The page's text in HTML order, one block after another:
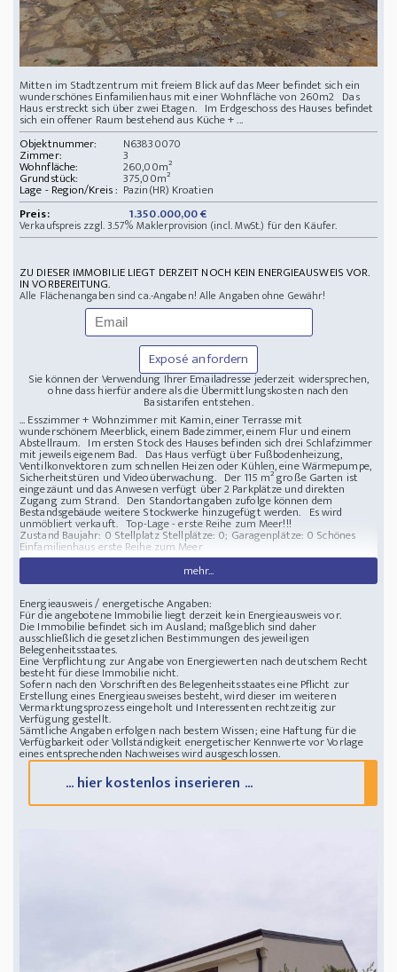
Mitten im Stadtzentrum mit freiem Blick auf das Meer befindet sich ein
wunderschönes Einfamilienhaus mit einer Wohnfläche von 260m2 Das
Haus erstreckt sich über zwei Etagen. Im Erdgeschoss des Hauses befindet
sich ein offener Raum bestehend aus Küche + ...
Objektnummer:
N63830070
Zimmer: 3
Wohnfläche: 260,00m²
Grundstück: 375,00m²
Lage - Region/Kreis : Pazin(HR) Kroatien
Preis:
1.350.000,00 €
Verkaufspreis zzgl. 3.57% Maklerprovision (incl. MwSt.) für den Käufer.
ZU DIESER IMMOBILIE LIEGT DERZEIT NOCH KEIN ENERGIEAUSWEIS VOR.
IN VORBEREITUNG.
Alle Flächenangaben sind ca.-Angaben! Alle Angaben ohne Gewähr!
Exposé anfordern
Sie können der Verwendung Ihrer Emailadresse jederzeit widersprechen,
ohne dass hierfür andere als die Übermittlungskosten nach den
Basistarifen entstehen.
... Esszimmer + Wohnzimmer mit Kamin, einer Terrasse mit
wunderschönem Meerblick, einem Badezimmer, einem Flur und einem
Abstellraum. Im ersten Stock des Hauses befinden sich drei Schlafzimmer
mit jeweils eigenem Bad. Das Haus verfügt über Fußbodenheizung,
Ventilkonvektoren zum schnellen Heizen oder Kühlen, eine Wärmepumpe,
Sicherheitstüren und Videoüberwachung. Der 115 m² große Garten ist
eingezäunt und das Anwesen verfügt über 2 Parkplätze und direkten
Zugang zum Strand. Den Standortangaben zufolge können dem
Bestandsgebäude weitere Stockwerke hinzugefügt werden. Es wird
unmöbliert verkauft. Top-Lage - erste Reihe zum Meer!!!
Zustand Baujahr: 0 Stellplatz Stellplätze: 0; Garagenplätze: 0 Schönes
Einfamilienhaus erste Reihe zum Meer
mehr...
Energieausweis / energetische Angaben:
Für die angebotene Immobilie liegt derzeit kein Energieausweis vor.
Die Immobilie befindet sich im Ausland; maßgeblich sind daher
ausschließlich die gesetzlichen Bestimmungen des jeweiligen
Belegenheitsstaates.
Eine Verpflichtung zur Angabe von Energiewerten nach deutschem Recht
besteht für diese Immobilie nicht.
Sofern nach den Vorschriften des Belegenheitsstaates eine Pflicht zur
Erstellung eines Energieausweises besteht, wird dieser im weiteren
Vermarktungsprozess eingeholt und Interessenten rechtzeitig zur
Verfügung gestellt.
Sämtliche Angaben erfolgen nach bestem Wissen; eine Haftung für die
Verfügbarkeit oder Vollständigkeit energetischer Kennwerte vor Vorlage
eines entsprechenden Nachweises wird ausgeschlossen.
... hier kostenlos inserieren ...